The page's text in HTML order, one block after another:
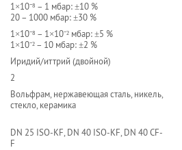
1×10⁻⁸ – 1 мбар: ±10 %
20 – 1000 мбар: ±30 %
1×10⁻⁸ – 1×10⁻² мбар: ±5 %
1×10⁻² – 10 мбар: ±2 %
Иридий/иттрий (двойной)
2
Вольфрам, нержавеющая сталь, никель,
стекло, керамика
DN 25 ISO-KF, DN 40 ISO-KF, DN 40 CF-
F